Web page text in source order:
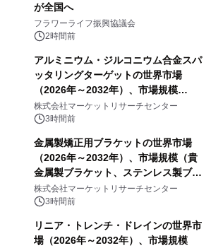
が全国へ
フラワーライフ振興協議会
2時間前
アルミニウム・ジルコニウム合金スパ
ッタリングターゲットの世界市場
（2026年～2032年）、市場規模
（0.995、0.999、その他）・分析レポ
ートを発表
株式会社マーケットリサーチセンター
3時間前
金属製矯正用ブラケットの世界市場
（2026年～2032年）、市場規模（貴
金属製ブラケット、ステンレス製ブラ
ケット、純チタン製ブラケット）・分
析レポートを発表
株式会社マーケットリサーチセンター
3時間前
リニア・トレンチ・ドレインの世界市
場（2026年～2032年）、市場規模